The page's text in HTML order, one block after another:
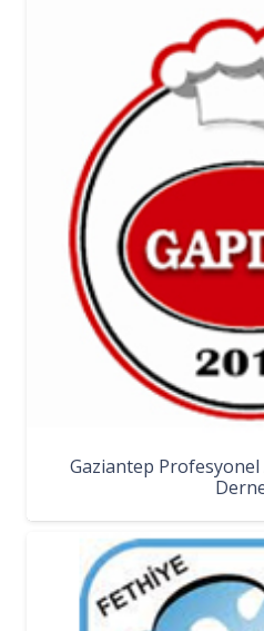
Gaziantep Profesyonel